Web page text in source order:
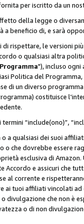
per iscritto da un
della legge o
a beneficio di, e sarà
di rispettare, le versioni
o qualsiasi altra
"), incluso
Politica del
di un diverso
costituisce
“include(ono)”,
a qualsiasi dei suoi
o che dovrebbe essere
esclusiva di
Accordo e assicuri che
al corrente e
ai tuoi affiliati vincolati
divulgazione che non è
o di non